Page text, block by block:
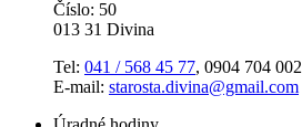
Číslo: 50
013 31 Divina
Tel: 041 / 568 45 77, 0904 704 002
E-mail: starosta.divina@gmail.com